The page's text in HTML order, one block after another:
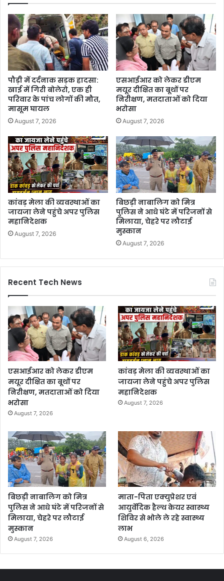
पौड़ी में दर्दनाक सड़क हादसा:
खाई में गिरी बोलेरो, एक ही
परिवार के पांच लोगों की मौत,
मासूम घायल
August 7, 2026
एसआईआर को लेकर डीएम
मयूर दीक्षित का बूथों पर
निरीक्षण, मतदाताओं को दिया
भरोसा
August 7, 2026
कांवड़ मेला की व्यवस्थाओं का
जायजा लेने पहुंचे अपर पुलिस
महानिदेशक
August 7, 2026
बिछड़ी नाबालिग को मित्र
पुलिस ने आधे घंटे में परिजनों से
मिलाया, चेहरे पर लौटाई
मुस्कान
August 7, 2026
Recent Tech News
एसआईआर को लेकर डीएम
मयूर दीक्षित का बूथों पर
निरीक्षण, मतदाताओं को दिया
भरोसा
August 7, 2026
कांवड़ मेला की व्यवस्थाओं का
जायजा लेने पहुंचे अपर पुलिस
महानिदेशक
August 7, 2026
बिछड़ी नाबालिग को मित्र
पुलिस ने आधे घंटे में परिजनों से
मिलाया, चेहरे पर लौटाई
मुस्कान
August 7, 2026
माता-पिता एक्युप्रेशर एवं
आयुर्वेदिक हैल्थ केयर स्वास्थ्य
शिविर से भोले ले रहे स्वास्थ्य
लाभ
August 6, 2026